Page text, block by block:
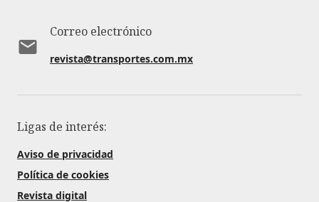
Correo electrónico
revista@transportes.com.mx
Ligas de interés:
Aviso de privacidad
Política de cookies
Revista digital